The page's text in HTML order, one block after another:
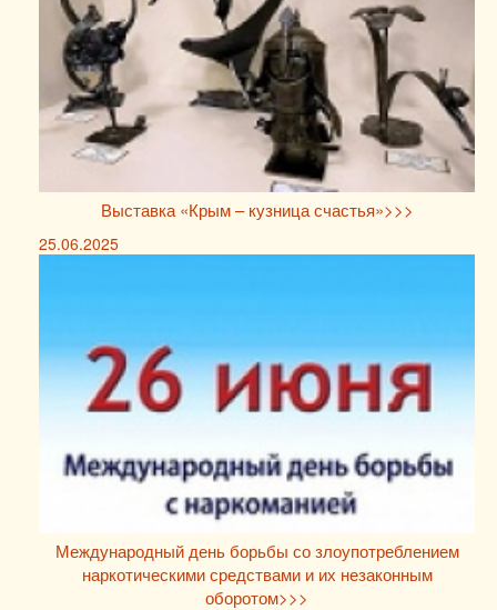
Выставка «Крым – кузница счастья»>>>
25.06.2025
Международный день борьбы со злоупотреблением
наркотическими средствами и их незаконным
оборотом>>>